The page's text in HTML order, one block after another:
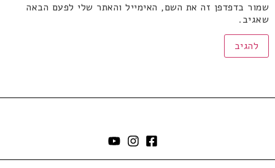
שמור בדפדפן זה את השם, האימייל והאתר שלי לפעם הבאה
שאגיב.